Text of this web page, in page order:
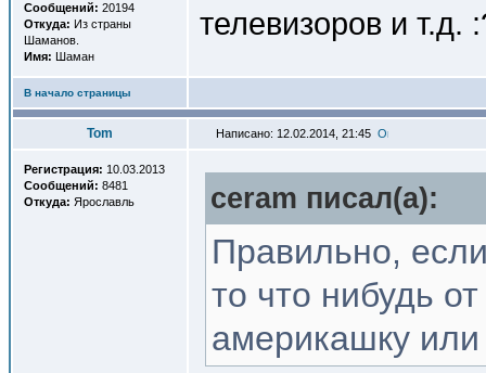
Сообщений: 20194
Откуда: Из страны
Шаманов.
Имя: Шаман
телевизоров и т.д.
В начало страницы
Tom Написано: 12.02.2014, 21:45
Регистрация: 10.03.2013
Сообщений: 8481
Откуда: Ярославль ceram писал(a):
Правильно,
то что нибудь
америкашку